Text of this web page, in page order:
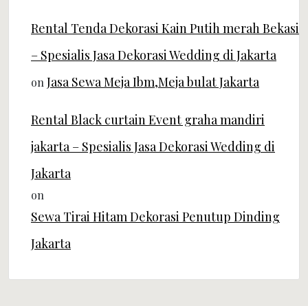
Rental Tenda Dekorasi Kain Putih merah Bekasi
– Spesialis Jasa Dekorasi Wedding di Jakarta
onJasa Sewa Meja Ibm,Meja bulat Jakarta
Rental Black curtain Event graha mandiri
jakarta – Spesialis Jasa Dekorasi Wedding di
Jakarta
on
Sewa Tirai Hitam Dekorasi Penutup Dinding
Jakarta